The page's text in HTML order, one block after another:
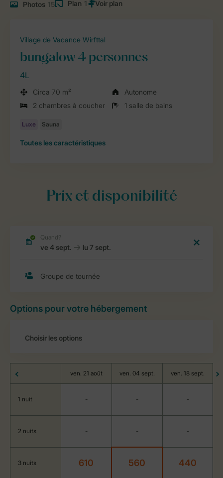
Photos 15 Plan 1
Village de Vacance Wirfttal
bungalow 4 personnes
4L
Circa 70 m²
Autonome
2 chambres à coucher
1 salle de bains
Toutes les caractéristiques
Prix et disponibilité
Options pour votre hébergement
ven. 21 août ven. 04 sept. ven. 18 sept.
1 nuit - - -
2 nuits - - -
3 nuits 610 560 440